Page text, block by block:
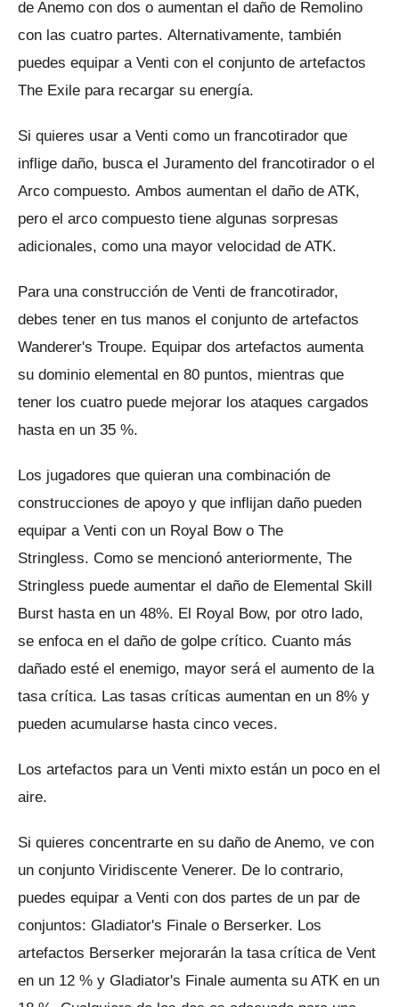
de Anemo con dos o aumentan el daño de Remolino
con las cuatro partes. Alternativamente, también
puedes equipar a Venti con el conjunto de artefactos
The Exile para recargar su energía.
Si quieres usar a Venti como un francotirador que
inflige daño, busca el Juramento del francotirador o el
Arco compuesto. Ambos aumentan el daño de ATK,
pero el arco compuesto tiene algunas sorpresas
adicionales, como una mayor velocidad de ATK.
Para una construcción de Venti de francotirador,
debes tener en tus manos el conjunto de artefactos
Wanderer's Troupe. Equipar dos artefactos aumenta
su dominio elemental en 80 puntos, mientras que
tener los cuatro puede mejorar los ataques cargados
hasta en un 35 %.
Los jugadores que quieran una combinación de
construcciones de apoyo y que inflijan daño pueden
equipar a Venti con un Royal Bow o The
Stringless. Como se mencionó anteriormente, The
Stringless puede aumentar el daño de Elemental Skill
Burst hasta en un 48%. El Royal Bow, por otro lado,
se enfoca en el daño de golpe crítico. Cuanto más
dañado esté el enemigo, mayor será el aumento de la
tasa crítica. Las tasas críticas aumentan en un 8% y
pueden acumularse hasta cinco veces.
Los artefactos para un Venti mixto están un poco en el
aire.
Si quieres concentrarte en su daño de Anemo, ve con
un conjunto Viridiscente Venerer. De lo contrario,
puedes equipar a Venti con dos partes de un par de
conjuntos: Gladiator's Finale o Berserker. Los
artefactos Berserker mejorarán la tasa crítica de Vent
en un 12 % y Gladiator's Finale aumenta su ATK en un